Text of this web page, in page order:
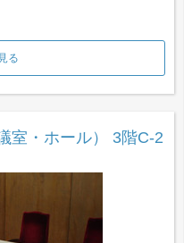
る
室・ホール） 3階C-2